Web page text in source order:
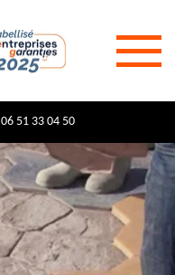
06 51 33 04 50